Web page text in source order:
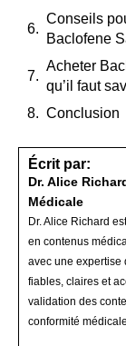
Conseils
Baclofene
Acheter
qu’il faut
Conclusion
Écrit par:
Dr. Alice
Médicale
Dr. Alice Richard
en contenus
avec une expertise
fiables, claires et
validation des
conformité